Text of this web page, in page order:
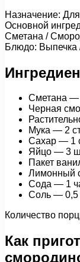
Назначение:
Основной
Сметана /
Блюдо: Выпечка
Сметана —
Черная
Мука — 2
Сахар — 1
Яйцо — 3
Пакет
Лимонный
Сода — 1
Соль — 0,5
Количество
Как